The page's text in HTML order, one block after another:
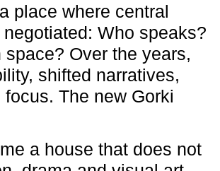
place where central
Who speaks?
Over the years,
shifted narratives,
The new Gorki
a house that does not